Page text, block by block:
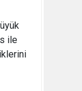
ile